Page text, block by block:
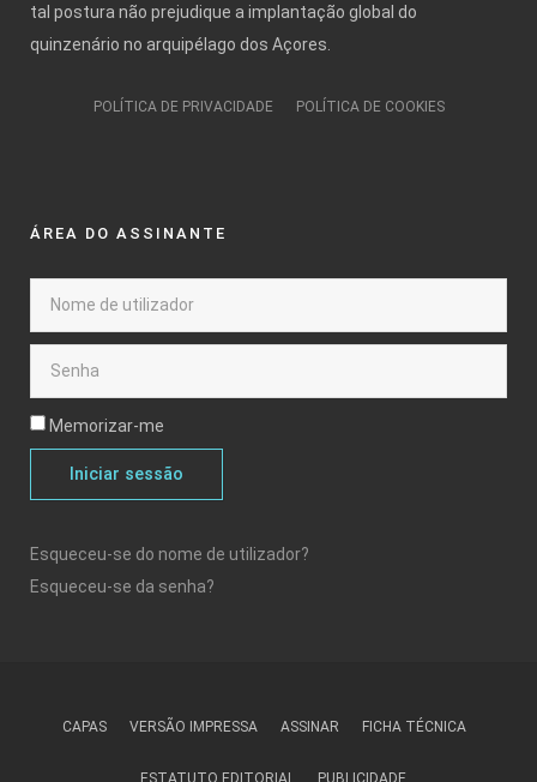
tal postura não prejudique a implantação global do
quinzenário no arquipélago dos Açores.
POLÍTICA DE PRIVACIDADE POLÍTICA DE COOKIES
ÁREA DO ASSINANTE
Memorizar-me
Iniciar sessão
Esqueceu-se do nome de utilizador?
Esqueceu-se da senha?
CAPAS VERSÃO IMPRESSA ASSINAR FICHA TÉCNICA
ESTATUTO EDITORIAL PUBLICIDADE